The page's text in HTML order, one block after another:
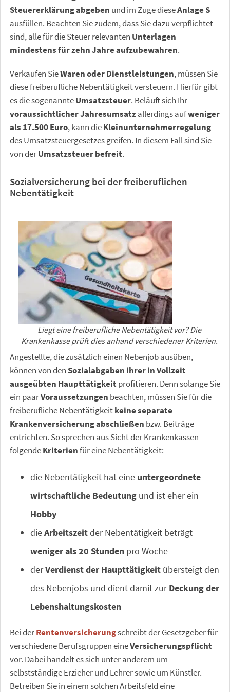
Steuererklärung abgeben und im Zuge dieseAnlage S
ausfüllen. Beachten Sie zudem, dass Sie dazu verpflichtet
sind, alle für die Steuer relevanten Unterlagen
mindestens für zehn Jahre aufzubewahren.
Verkaufen SieWaren oder Dienstleistungen, müssen Sie
diese freiberufliche Nebentätigkeit versteuern. Hierfür gibt
es die sogenannteUmsatzsteuer. Beläuft sich Ihr
voraussichtlicher Jahresumsatzallerdings aufweniger
als 17.500 Euro, kann dieKleinunternehmerregelung
des Umsatzsteuergesetzes greifen. In diesem Fall sind Sie
von derUmsatzsteuer befreit.
Sozialversicherung bei der freiberuflichen
Nebentätigkeit
Liegt eine freiberufliche Nebentätigkeit vor? Die
Krankenkasse prüft dies anhand verschiedener Kriterien.
Angestellte, die zusätzlich einen Nebenjob ausüben,
können von denSozialabgaben ihrer in Vollzeit
ausgeübten Haupttätigkeit profitieren. Denn solange Sie
ein paarVoraussetzungen beachten, müssen Sie für die
freiberufliche Nebentätigkeitkeine separate
Krankenversicherung abschließen bzw. Beiträge
entrichten. So sprechen aus Sicht der Krankenkassen
folgendeKriterienfür eine Nebentätigkeit:
die Nebentätigkeit hat eine untergeordnete
wirtschaftliche Bedeutung und ist eher ein
Hobby
dieArbeitszeitder Nebentätigkeit beträgt
weniger als 20 Stunden pro Woche
derVerdienst der Haupttätigkeit übersteigt den
des Nebenjobs und dient damit zurDeckung der
Lebenshaltungskosten
Bei derRentenversicherungschreibt der Gesetzgeber für
verschiedene Berufsgruppen eineVersicherungspflicht
vor. Dabei handelt es sich unter anderem um
selbstständige Erzieher und Lehrer sowie um Künstler.
Betreiben Sie in einem solchen Arbeitsfeld eine